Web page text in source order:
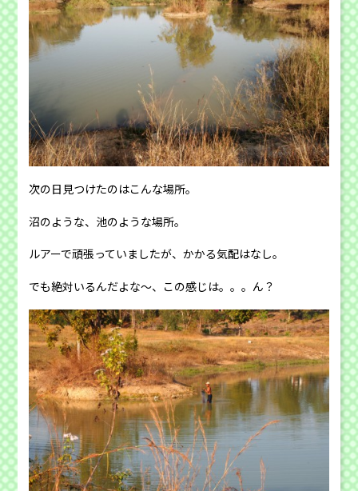
次の日見つけたのはこんな場所。
沼のような、池のような場所。
ルアーで頑張っていましたが、かかる気配はなし。
でも絶対いるんだよな〜、この感じは。。。ん？